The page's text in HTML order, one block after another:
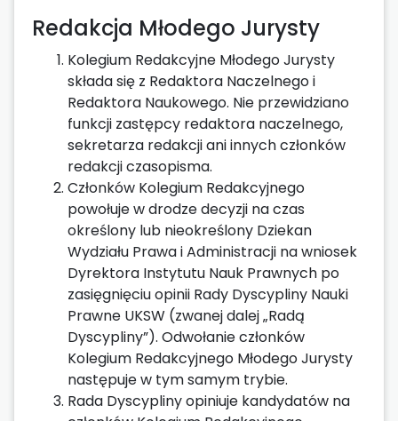
Redakcja Młodego Jurysty
Kolegium Redakcyjne Młodego Jurysty
składa się z Redaktora Naczelnego i
Redaktora Naukowego. Nie przewidziano
funkcji zastępcy redaktora naczelnego,
sekretarza redakcji ani innych członków
redakcji czasopisma.
Członków Kolegium Redakcyjnego
powołuje w drodze decyzji na czas
określony lub nieokreślony Dziekan
Wydziału Prawa i Administracji na wniosek
Dyrektora Instytutu Nauk Prawnych po
zasięgnięciu opinii Rady Dyscypliny Nauki
Prawne UKSW (zwanej dalej „Radą
Dyscypliny”). Odwołanie członków
Kolegium Redakcyjnego Młodego Jurysty
następuje w tym samym trybie.
Rada Dyscypliny opiniuje kandydatów na